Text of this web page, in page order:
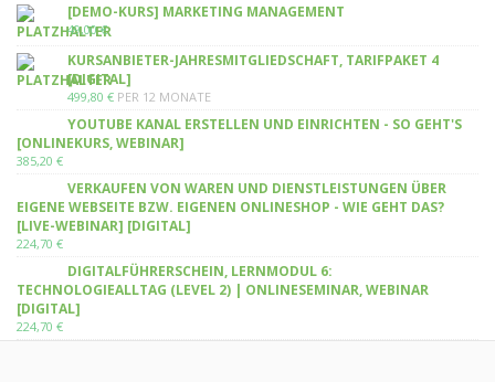
[DEMO-KURS] MARKETING MANAGEMENT
49,00€
KURSANBIETER-JAHRESMITGLIEDSCHAFT, TARIFPAKET 4
[DIGITAL]
499,80 € PER 12 MONATE
YOUTUBE KANAL ERSTELLEN UND EINRICHTEN - SO GEHT'S
[ONLINEKURS, WEBINAR]
385,20 €
VERKAUFEN VON WAREN UND DIENSTLEISTUNGEN ÜBER
EIGENE WEBSEITE BZW. EIGENEN ONLINESHOP - WIE GEHT DAS?
[LIVE-WEBINAR] [DIGITAL]
224,70 €
DIGITALFÜHRERSCHEIN, LERNMODUL 6:
TECHNOLOGIEALLTAG (LEVEL 2) | ONLINESEMINAR, WEBINAR
[DIGITAL]
224,70 €